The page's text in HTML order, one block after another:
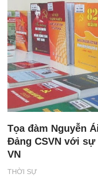
THỜI SỰ
Tọa đàm Nguyễn
Đảng CSVN với sự
VN